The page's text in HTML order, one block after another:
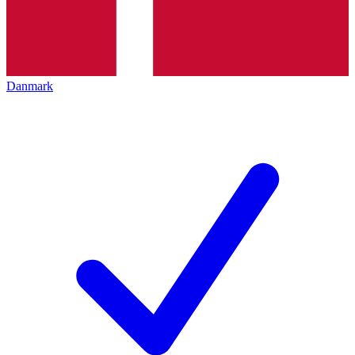
Danmark